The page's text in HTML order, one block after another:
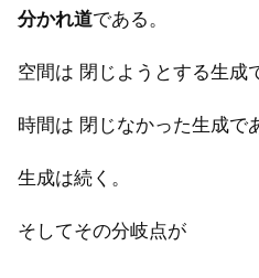
分かれ道である。
空間は 閉じようとする生成
時間は 閉じなかった生成で
生成は続く。
そしてその分岐点が